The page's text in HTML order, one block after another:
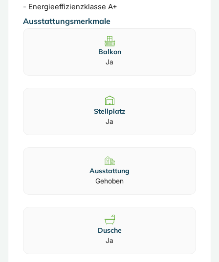
- Energieeffizienzklasse A+
Ausstattungsmerkmale
Balkon
Ja
Stellplatz
Ja
Ausstattung
Gehoben
Dusche
Ja